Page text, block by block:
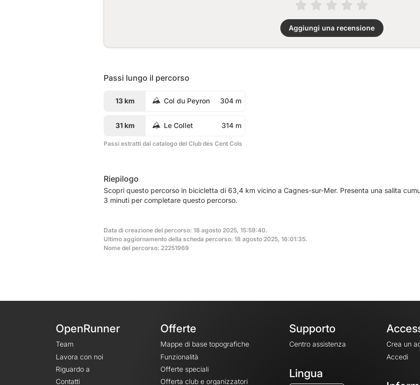
Aggiungi una recensione
Passi lungo il percorso
13 km Col du Peyron 304 m
31 km Le Collet 314 m
Passi estratti dal catalogo del Club des Cent Cols
Riepilogo
Scopri questo percorso in bicicletta di 63,4 km vicino a Cagnes-sur-Mer. Presenta una salita
3 minuti per completare questo percorso.
Data di creazione del percorso: 18 agosto 2025, 15:59:40.
Ultimo aggiornamento della scheda percorso: 18 agosto 2025, 16:01:35.
Nome del percorso: 22251969
OpenRunner
Team
Lavora con noi
Riguardo a
Contatti
Offerte
Mappe di base topografiche
Funzionalità
Offerte speciali
Offerta club e organizzatori
Supporto
Centro assistenza
Lingua
Crea un
Accedi